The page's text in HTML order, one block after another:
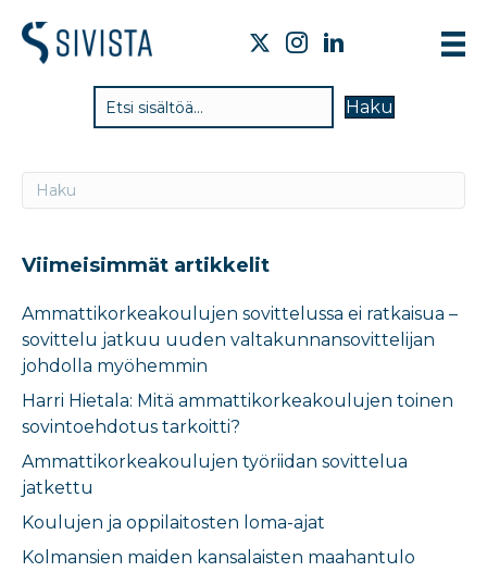
Haku
Viimeisimmät artikkelit
Ammattikorkeakoulujen sovittelussa ei ratkaisua –
sovittelu jatkuu uuden valtakunnansovittelijan
johdolla myöhemmin
Harri Hietala: Mitä ammattikorkeakoulujen toinen
sovintoehdotus tarkoitti?
Ammattikorkeakoulujen työriidan sovittelua
jatkettu
Koulujen ja oppilaitosten loma-ajat​
Kolmansien maiden kansalaisten maahantulo